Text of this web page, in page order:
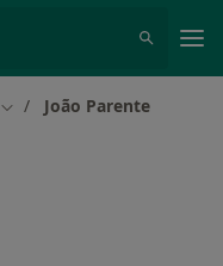
Mudar de cidade
João Parente